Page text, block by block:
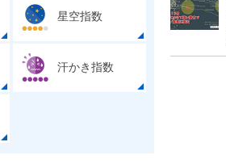
星空指数
汗かき指数